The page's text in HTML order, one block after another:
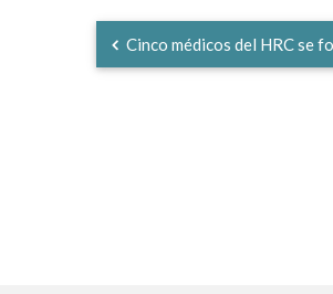
Cinco médicos del HRC se